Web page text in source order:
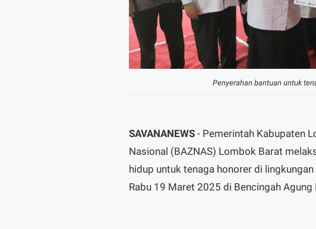
Penyerahan bantuan untuk
SAVANANEWS - Pemerintah Kabupaten
Nasional (BAZNAS) Lombok Barat
hidup untuk tenaga honorer di
Rabu 19 Maret 2025 di Bencingah